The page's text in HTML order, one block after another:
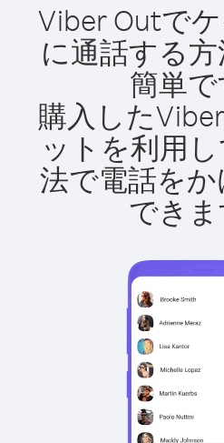
Viber Outで
に通話する
簡単で
購入した
ットを利用
法で電話を
できま